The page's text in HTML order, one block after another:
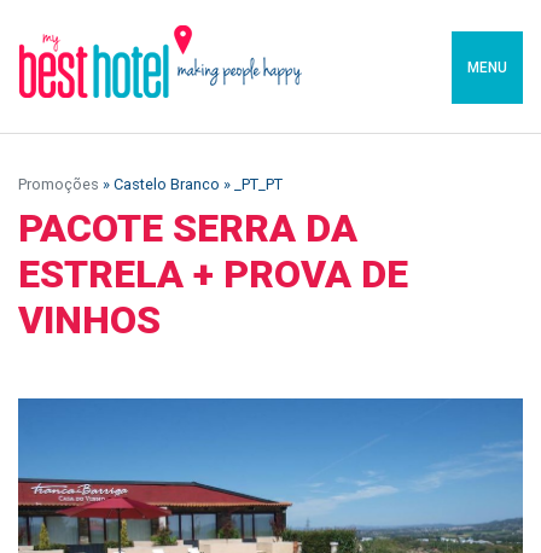
MENU
Promoções » Castelo Branco » _PT_PT
PACOTE SERRA DA
ESTRELA + PROVA DE
VINHOS